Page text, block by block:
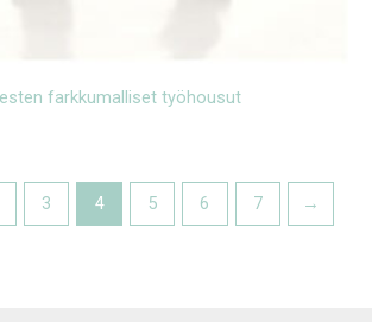
farkkumalliset työhousut
3 4 5 6 7 →